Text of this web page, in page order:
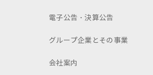
電子公告・決算公告
グループ企業とその事業
会社案内